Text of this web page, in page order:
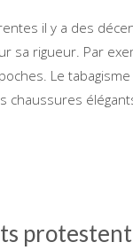
il y a des
sa rigueur. Par
Le
chaussures
protestent